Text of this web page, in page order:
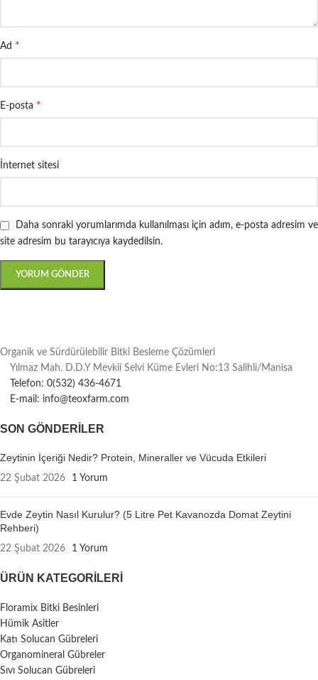
Ad *
E-posta *
İnternet sitesi
Daha sonraki yorumlarımda kullanılması için adım, e-posta adresim ve
site adresim bu tarayıcıya kaydedilsin.
Organik ve Sürdürülebilir Bitki Besleme Çözümleri
Yılmaz Mah. D.D.Y Mevkii Selvi Küme Evleri No:13 Salihli/Manisa
Telefon: 0(532) 436-4671
E-mail: info@teoxfarm.com
SON GÖNDERILER
Zeytinin İçeriği Nedir? Protein, Mineraller ve Vücuda Etkileri
22 Şubat 2026 1 Yorum
Evde Zeytin Nasıl Kurulur? (5 Litre Pet Kavanozda Domat Zeytini
Rehberi)
22 Şubat 2026 1 Yorum
ÜRÜN KATEGORILERI
Floramix Bitki Besinleri
Hümik Asitler
Katı Solucan Gübreleri
Organomineral Gübreler
Sıvı Solucan Gübreleri